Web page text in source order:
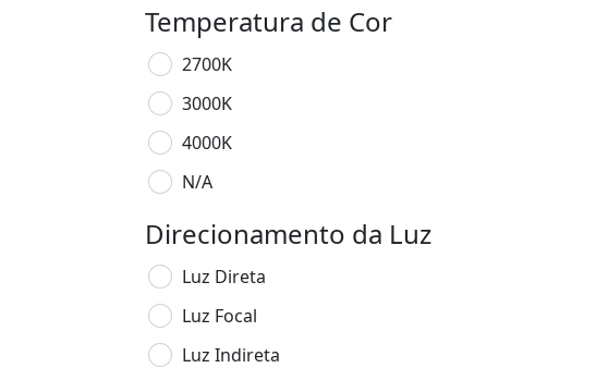
Temperatura de Cor
2700K
3000K
4000K
N/A
Direcionamento da Luz
Luz Direta
Luz Focal
Luz Indireta